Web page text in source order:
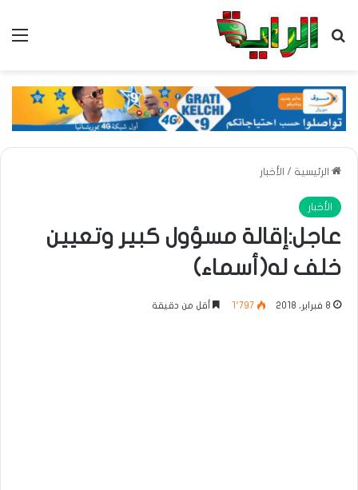
بحث عن
الرئيسية / الأخبار
الأخبار
عاجل:إقالة مسؤول كبير وتعيين
خلف له(أسماء)
8 فبراير، 2018 1٬797 أقل من دقيقة